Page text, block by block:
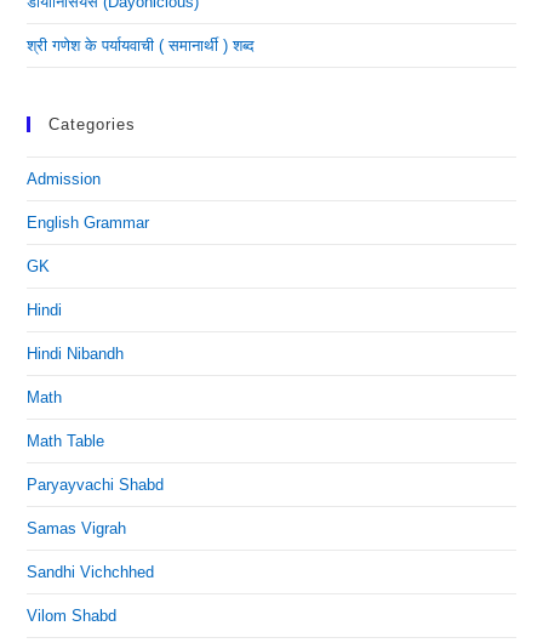
श्री गणेश के पर्यायवाची ( समानार्थी ) शब्द
Categories
Admission
English Grammar
GK
Hindi
Hindi Nibandh
Math
Math Table
Paryayvachi Shabd
Samas Vigrah
Sandhi Vichchhed
Vilom Shabd